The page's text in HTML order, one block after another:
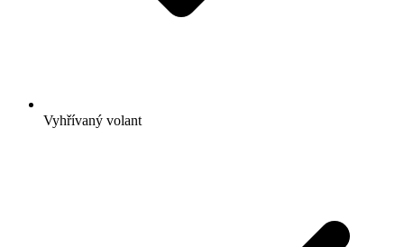
Vyhřívaný volant